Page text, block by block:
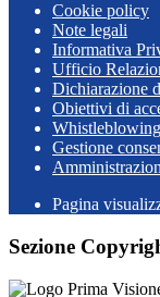
Cookie policy
Note legali
Informativa
Ufficio
Dichiarazione
Obiettivi di
Whistleblowing
Gestione
Pagina
Sezione